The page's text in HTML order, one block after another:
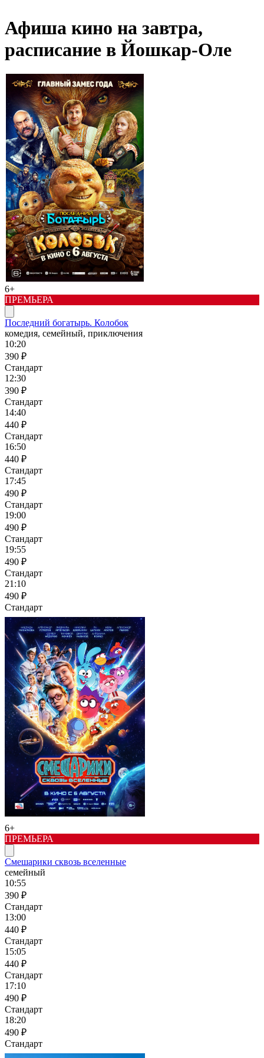
Афиша кино на завтра,
расписание в Йошкар-Оле
6+
ПРЕМЬЕРА
Последний богатырь. Колобок
комедия, семейный, приключения
10:20
390 ₽
Стандарт
12:30
390 ₽
Стандарт
14:40
440 ₽
Стандарт
16:50
440 ₽
Стандарт
17:45
490 ₽
Стандарт
19:00
490 ₽
Стандарт
19:55
490 ₽
Стандарт
21:10
490 ₽
Стандарт
6+
ПРЕМЬЕРА
Смешарики сквозь вселенные
семейный
10:55
390 ₽
Стандарт
13:00
440 ₽
Стандарт
15:05
440 ₽
Стандарт
17:10
490 ₽
Стандарт
18:20
490 ₽
Стандарт